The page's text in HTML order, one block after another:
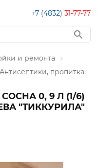
+7 (4832) 31-77-77
и ремонта
Антисептики, пропитка
0, 9 Л (1/6)
"ТИККУРИЛА"